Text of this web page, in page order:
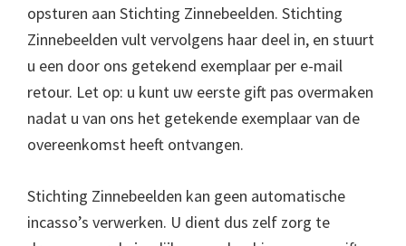
opsturen aan Stichting Zinnebeelden. Stichting
Zinnebeelden vult vervolgens haar deel in, en stuurt
u een door ons getekend exemplaar per e-mail
retour. Let op: u kunt uw eerste gift pas overmaken
nadat u van ons het getekende exemplaar van de
overeenkomst heeft ontvangen.
Stichting Zinnebeelden kan geen automatische
incasso’s verwerken. U dient dus zelf zorg te